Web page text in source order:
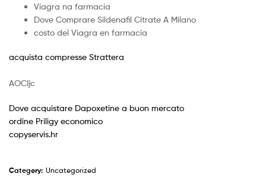
Viagra na farmacia
Dove Comprare Sildenafil Citrate A Milano
costo del Viagra en farmacia
acquista compresse Strattera
AOCIjc
Dove acquistare Dapoxetine a buon mercato
ordine Priligy economico
copyservis.hr
Category: Uncategorized